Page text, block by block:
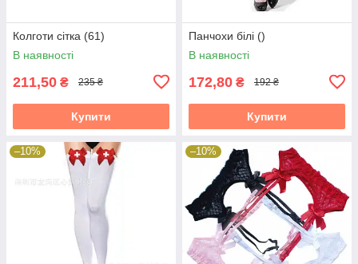
Колготи сітка (61)
В наявності
211,50 ₴ 235 ₴
Купити
Панчохи білі ()
В наявності
172,80 ₴ 192 ₴
Купити
–10% –10%